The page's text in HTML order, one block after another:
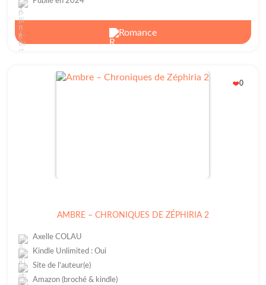
Romance
❤️0
AMBRE – CHRONIQUES DE ZÉPHIRIA 2
Axelle COLAU
Kindle Unlimited : Oui
Site de l'auteur(e)
Amazon (broché & kindle)